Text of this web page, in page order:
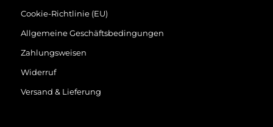
Cookie-Richtlinie (EU)
Allgemeine Geschäftsbedingungen
Zahlungsweisen
Widerruf
Versand & Lieferung